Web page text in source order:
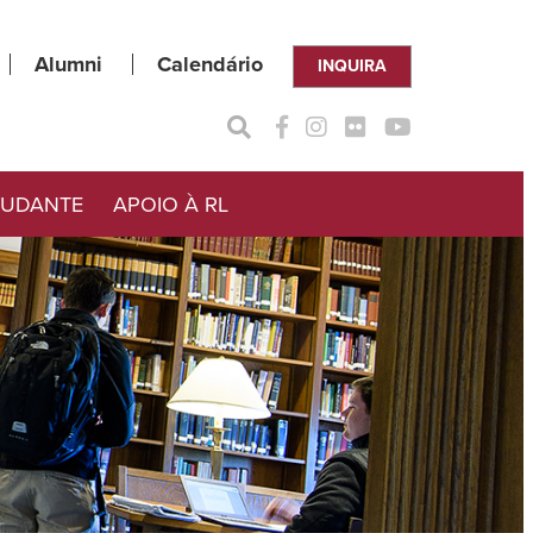
Alumni Calendário INQUIRA
APOIO À RL